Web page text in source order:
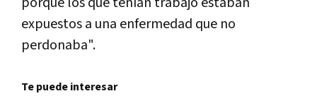
expuestos a una enfermedad que no
perdonaba".
Te puede interesar